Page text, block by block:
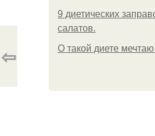
9 диетических
салатов.
О такой диете
⇦